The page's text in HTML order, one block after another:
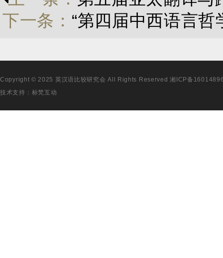
下一条： “第四届中西语言
Copyright © 2025 英汉语比较研究会 All Rights Reserved湘ICP备
技术支持： 标梵互动